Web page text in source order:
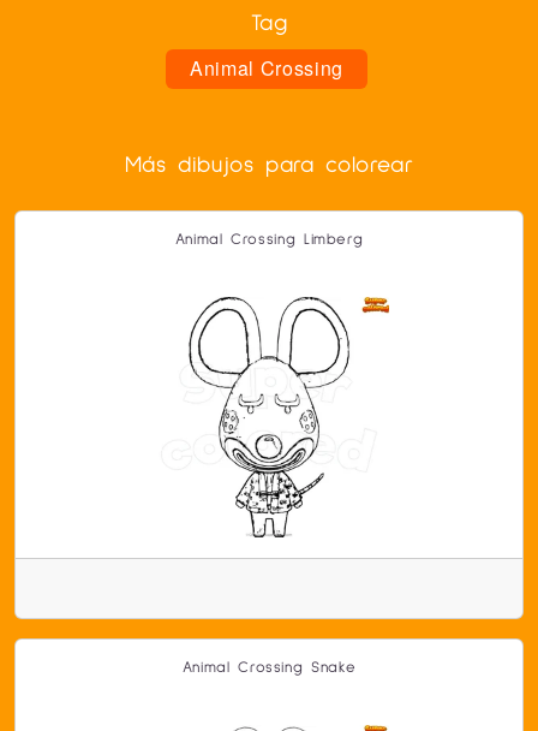
Tag
Animal Crossing
Más dibujos para colorear
Animal Crossing Limberg
Animal Crossing Snake